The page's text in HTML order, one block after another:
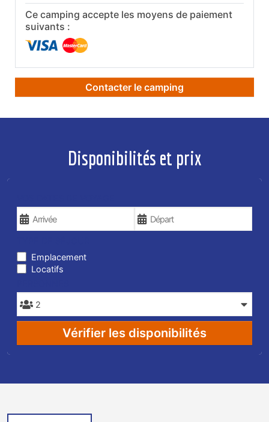
Ce camping accepte les moyens de paiement
suivants :
Contacter le camping
Disponibilités et prix
Emplacement
Locatifs
Vérifier les disponibilités